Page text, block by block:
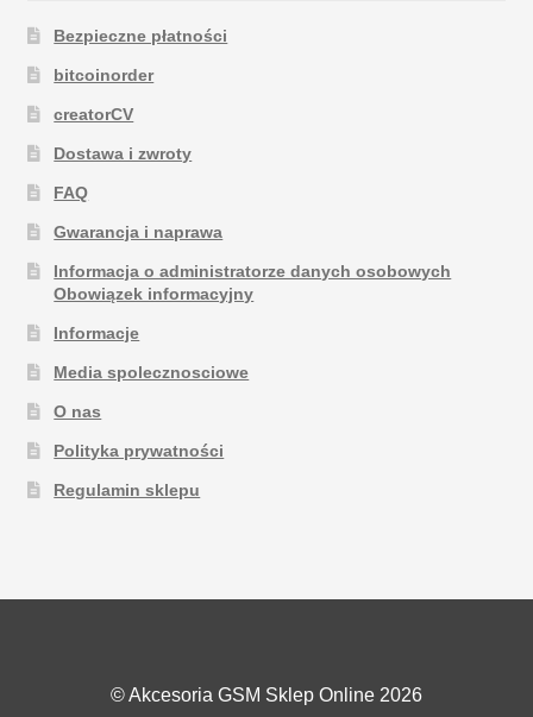
Bezpieczne płatności
bitcoinorder
creatorCV
Dostawa i zwroty
FAQ
Gwarancja i naprawa
Informacja o administratorze danych osobowych
Obowiązek informacyjny
Informacje
Media spolecznosciowe
O nas
Polityka prywatności
Regulamin sklepu
© Akcesoria GSM Sklep Online 2026